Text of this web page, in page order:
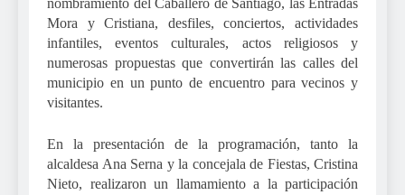
nombramiento del Caballero de Santiago, las Entradas
Mora y Cristiana, desfiles, conciertos, actividades
infantiles, eventos culturales, actos religiosos y
numerosas propuestas que convertirán las calles del
municipio en un punto de encuentro para vecinos y
visitantes.
En la presentación de la programación, tanto la
alcaldesa Ana Serna y la concejala de Fiestas, Cristina
Nieto, realizaron un llamamiento a la participación